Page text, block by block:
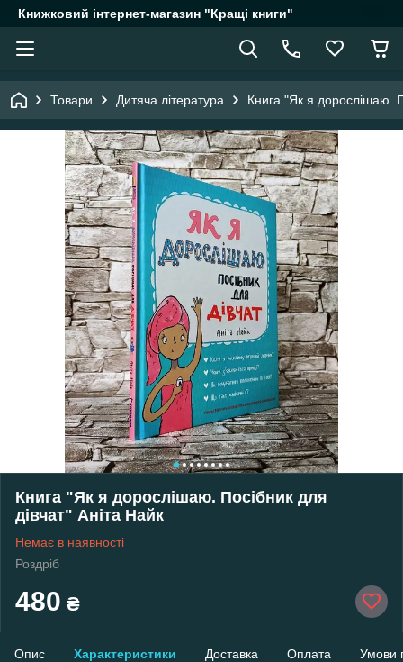
Книжковий інтернет-магазин "Кращі книги"
Товари Дитяча література Книга "Як я дорослішаю.
Книга "Як я дорослішаю. Посібник для
дівчат" Аніта Найк
Немає в наявності
Роздріб
480 ₴
Опис Характеристики Доставка Оплата Умови